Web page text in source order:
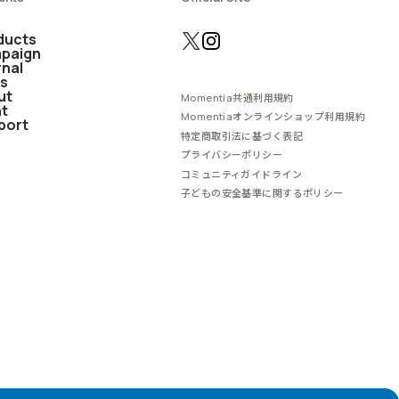
Momentia共通利用規約
Momentiaオンラインショップ利用規約
特定商取引法に基づく表記
プライバシーポリシー
コミュニティガイドライン
子どもの安全基準に関するポリシー